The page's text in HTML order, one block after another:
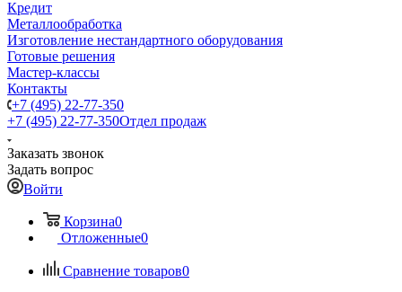
Кредит
Металлообработка
Изготовление нестандартного оборудования
Готовые решения
Мастер-классы
Контакты
+7 (495) 22-77-350
+7 (495) 22-77-350Отдел продаж
Заказать звонок
Задать вопрос
Войти
Корзина0
Отложенные0
Сравнение товаров0